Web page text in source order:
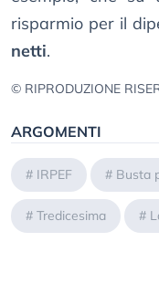
risparmio per il
netti.
© RIPRODUZIONE
ARGOMENTI
# IRPEF # Busta
# Tredicesima #